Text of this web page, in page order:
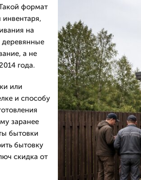
формат
инвентаря,
на
деревянные
а не
года.
или
и способу
заранее
бытовки
бытовку
скидка от